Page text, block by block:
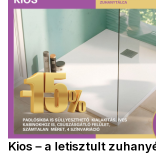
Kios – a letisztult